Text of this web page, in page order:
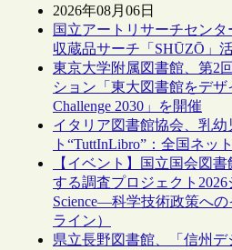
2026年08月06日
国立アートリサーチセン
収蔵品サーチ「SHŪZŌ」
東京大学附属図書館、第2
ション「東大図書館をデ
Challenge 2030」を開催
イタリア図書館協会、乳
ト“TuttInLibro”：全国ネッ
【イベント】国立国会図
する調査プロジェクト
Science―科学技術政策へ
ライン）
県立長野図書館、「信州